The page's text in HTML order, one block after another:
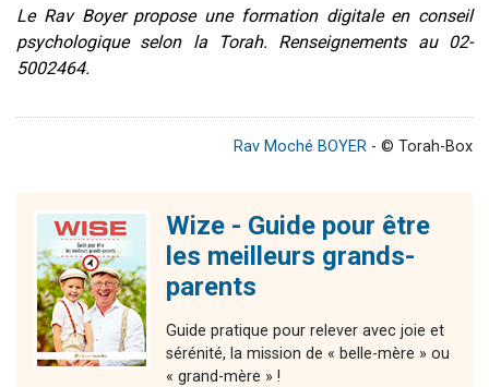
Le Rav Boyer propose une formation digitale en conseil
psychologique selon la Torah. Renseignements au 02-
5002464.
Rav Moché BOYER - © Torah-Box
Wize - Guide pour être
les meilleurs grands-
parents
Guide pratique pour relever avec joie et
sérénité, la mission de « belle-mère » ou
« grand-mère » !